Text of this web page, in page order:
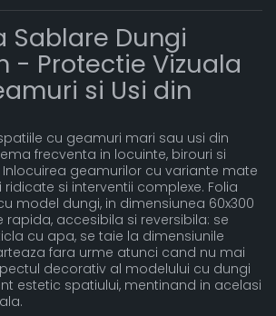
Sablare Dungi
- Protectie Vizuala
si Usi din
cu geamuri mari sau usi din
frecventa in locuinte, birouri si
geamurilor cu variante mate
si interventii complexe. Folia
model dungi, in dimensiunea 60x300
rapida, accesibila si reversibila: se
cu apa, se taie la dimensiunile
fara urme atunci cand nu mai
decorativ al modelului cu dungi
estetic spatiului, mentinand in acelasi